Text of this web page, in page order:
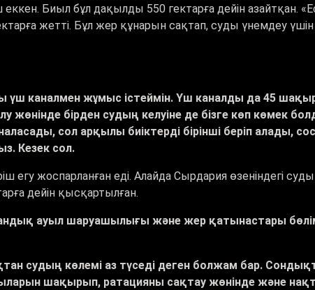
Биыл бұл дақылды 550 гектарға дейін азайтқан. «
жетті. Бұл жер құнарын сақтап, суды үнемдеу
каналмен жұмыс істеймін. Үш каналды да 45
бірден судың келуіне де бізге көп көмек
сол арқылы биіктерді бірінші беріп алады,
Кезек сол.
егу жоспарланған еді. Алайда Сырдария өзеніндегі
дейін қысқартылған.
ауыл шаруашылығы және жер қатынастары
судың көлемі аз түседі деген болжам бар.
шақырып, ратацияны сақтау жөнінде және